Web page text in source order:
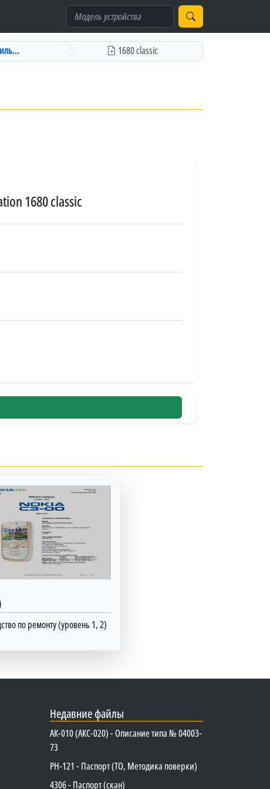
1680 classic
1680 classic
по ремонту (уровень 1, 2)
Недавние файлы
АК-010 (АКС-020) - Описание типа № 04003-
73
PH-121 - Паспорт (ТО, Методика поверки)
4306 - Паспорт (скан)